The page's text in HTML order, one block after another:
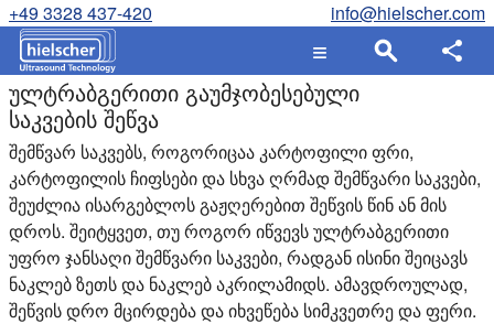
+49 3328 437-420 info@hielscher.com
ულტრაბგერითი გაუმჯობესებული
საკვების შეწვა
შემწვარ საკვებს, როგორიცაა კარტოფილი ფრი,
კარტოფილის ჩიფსები და სხვა ღრმად შემწვარი საკვები,
შეუძლია ისარგებლოს გაჟღერებით შეწვის წინ ან მის
დროს. შეიტყვეთ, თუ როგორ იწვევს ულტრაბგერითი
უფრო ჯანსაღი შემწვარი საკვები, რადგან ისინი შეიცავს
ნაკლებ ზეთს და ნაკლებ აკრილამიდს. ამავდროულად,
შეწვის დრო მცირდება და იხვეწება სიმკვეთრე და ფერი.